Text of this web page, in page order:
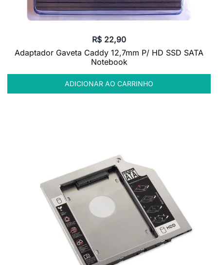
R$ 22,90
Adaptador Gaveta Caddy 12,7mm P/ HD SSD SATA
Notebook
ADICIONAR AO CARRINHO